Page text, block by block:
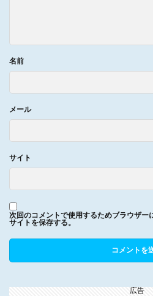
名前
メール
サイト
次回のコメントで使用するためブラウザー
サイトを保存する。
広告